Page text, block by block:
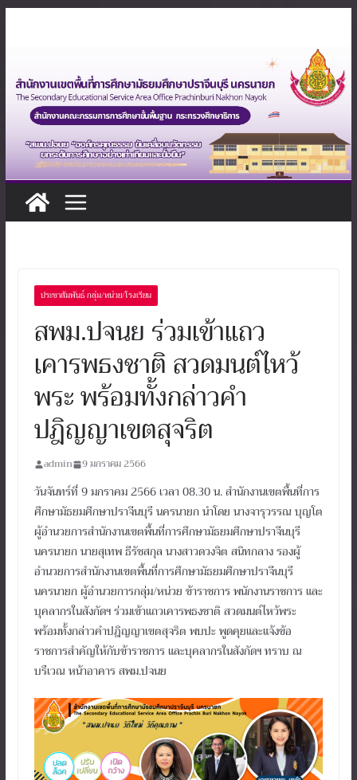
ประชาสัมพันธ์ กลุ่ม/หน่วย/โรงเรียน
สพม.ปจนย ร่วมเข้าแถว
เคารพธงชาติ สวดมนต์ไหว้
พระ พร้อมทั้งกล่าวคำ
ปฎิญญาเขตสุจริต
admin 9 มกราคม 2566
วันจันทร์ที่ 9 มกราคม 2566 เวลา 08.30 น. สำนักงานเขตพื้นที่การ
ศึกษามัธยมศึกษาปราจีนบุรี นครนายก นำโดย นางจารุวรรณ บุญโต
ผู้อำนวยการสำนักงานเขตพื้นที่การศึกษามัธยมศึกษาปราจีนบุรี
นครนายก นายสุเทพ ธีรัชสกุล นางสาวดวงจิต สนิทกลาง รองผู้
อำนวยการสำนักงานเขตพื้นที่การศึกษามัธยมศึกษาปราจีนบุรี
นครนายก ผู้อำนวยการกลุ่ม/หน่วย ข้าราชการ พนักงานราชการ และ
บุคลากรในสังกัดฯ ร่วมเข้าแถวเคารพธงชาติ สวดมนต์ไหว้พระ
พร้อมทั้งกล่าวคำปฎิญญาเขตสุจริต พบปะ พูดคุยและแจ้งข้อ
ราชการสำคัญให้กับข้าราชการ และบุคลากรในสังกัดฯ ทราบ ณ
บรืเวณ หน้าอาคาร สพม.ปจนย